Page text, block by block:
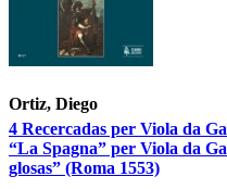
Ortiz, Diego
4 Recercadas per Viola da
“La Spagna” per Viola da
glosas” (Roma 1553)